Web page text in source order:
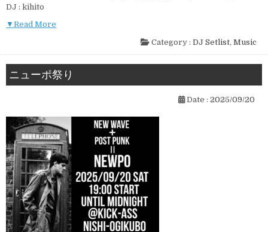
DJ : kihito
▼Read More
Category : DJ Setlist, Music
ニューポ祭り
Date : 2025/09/20